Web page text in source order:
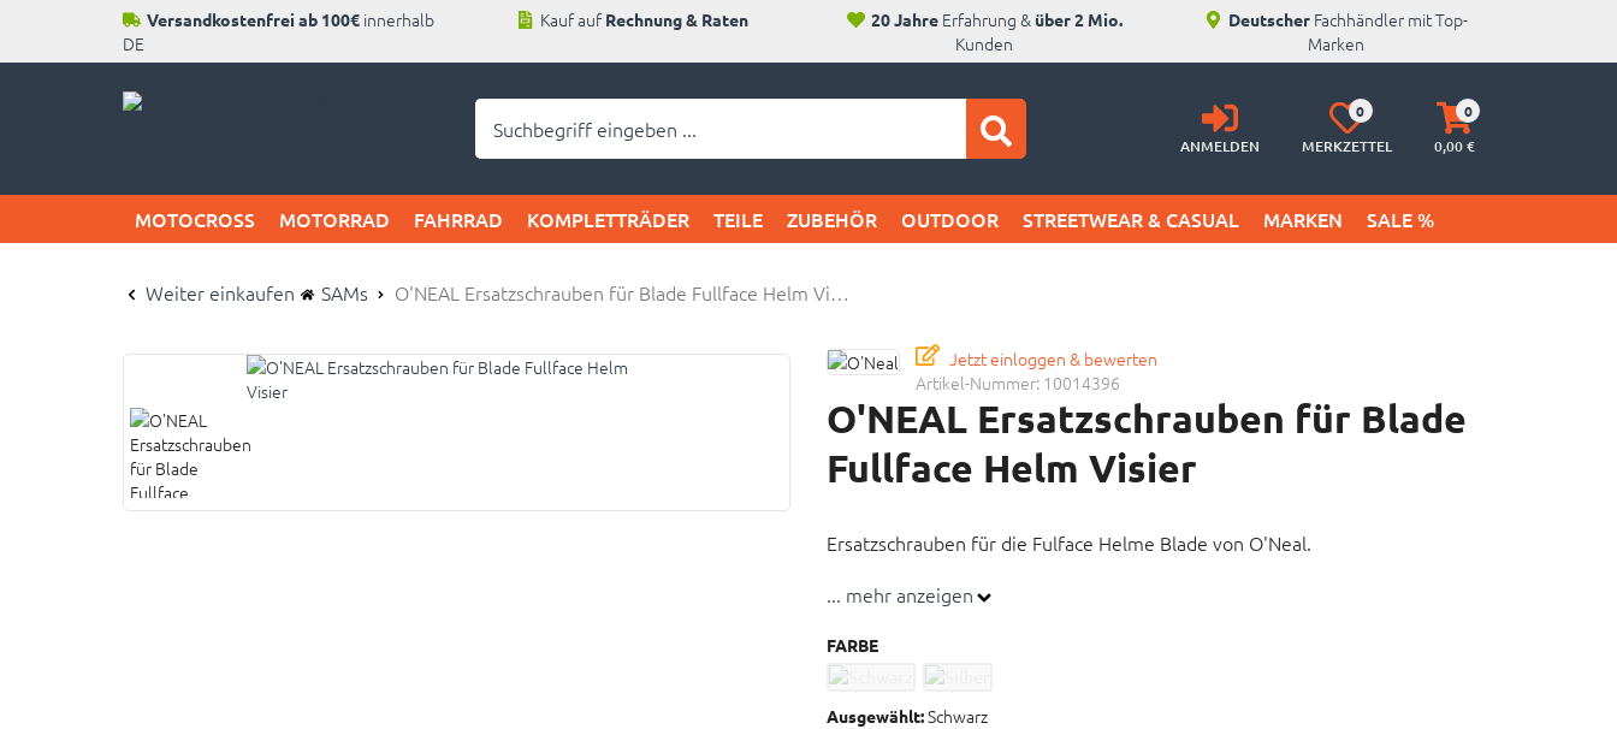
Versandkostenfrei ab 100€ innerhalb
DE
Kauf aufRechnung & Raten 20 JahreErfahrung & über 2 Mio.
Kunden
Deutscher Fachhändler mit Top-
Marken
Anmelden
ANMELDEN
Merkzettel
aufklappen
0
MERKZETTEL
Warenkorb
aufklappen
0
0,00€
MOTOCROSS MOTORRAD FAHRRAD KOMPLETTRÄDER TEILE ZUBEHÖR OUTDOOR STREETWEAR & CASUAL MARKEN SALE %
Weiter einkaufen SAMs O'NEAL Ersatzschrauben für Blade Fullface Helm Vi…
Jetzt einloggen & bewerten
Artikel-Nummer: 10014396
O'NEAL Ersatzschrauben für Blade
Fullface Helm Visier
Ersatzschrauben für die Fulface Helme Blade von O'Neal.
Ersatzschrauben Fullfacehelm Blade
3er-Set
Farben: Schwarz und Silber
... mehr anzeigen
FARBE
Ausgewählt:Schwarz